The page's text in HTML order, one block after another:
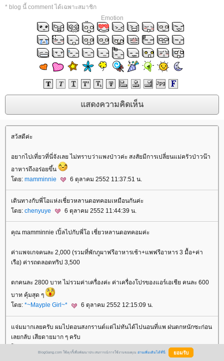
* blog นี้ comment ได้เฉพาะสมาชิก
Emotion
สว้สดีค่ะ
อยากไปเที่ยวที่นี่จังเลย ไม่ทราบว่าแพงป่าวค่ะ สงสัยมีการเปลี่ยนแม่ครัวป่าวน๊า
อาหารถึงอร่อยขึ้น
ดย: mamminnie 6 ตุลาคม 2552 11:37:51 น.
เดินทางกับพี่โอแห่งเชี่ยวหลานดอทคอมเหมือนกันค่ะ
ดย: chenyuye 6 ตุลาคม 2552 11:44:39 น.
คุณ mamminnie เปิ้ลไปกับพี่โอ เชี่ยวหลานดอทคอมค่ะ
ค่าแพจเกจคนละ 2,000 (รวมที่พักภูผาฟรีอาหารเช้า+แพฟรีอาหาร 3 มื้อ+ค่า
เรือ) ค่ารถตลอดทริป 3,500
ตกคนละ 2800 บาท ไม่รวมค่าเครื่องค่ะ ค่าเครื่องโปรของแอร์เอเชีย คนละ 600
บาท คุ้มสุด ๆ
ดย: *~Mayple Girl~* 6 ตุลาคม 2552 12:15:09 น.
จ่มมากเลยครับ ผมไปตอนสงกรานต์แต่ไม่ทันได้ไปนอนที่แพ ฝนตกหนักซะก่อน
เลยกลับ เสียดายมาก ๆ ครับ
BlogGang.com ใช้คุกกี้เพื่อพัฒนาประสบการณ์การใช้งานของคุณ อ่านเพิ่มเติมได้ที่นี่